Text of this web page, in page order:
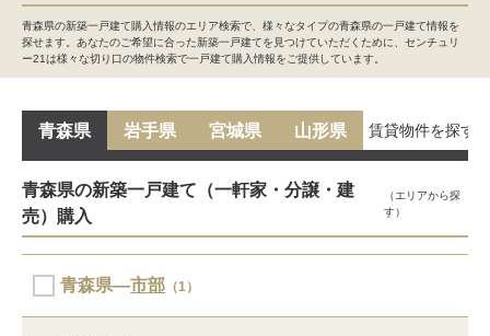
青森県の新築一戸建て購入情報のエリア検索で、様々なタイプの青森県の一戸建て情報を
探せます。あなたのご希望に合った新築一戸建てを見つけていただくために、センチュリ
ー21は様々な切り口の物件検索で一戸建て購入情報をご提供しています。
青森県 岩手県 宮城県 山形県 賃貸物件を探す
青森県の新築一戸建て（一軒家・分譲・建
売）購入
（エリアから探
す）
青森県―市部 （1）